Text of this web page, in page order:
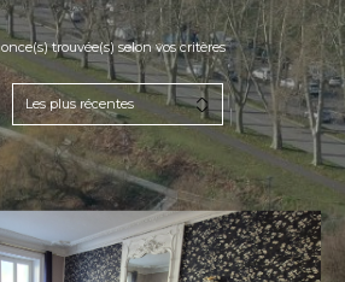
trouvée(s) selon vos critères
Les plus récentes